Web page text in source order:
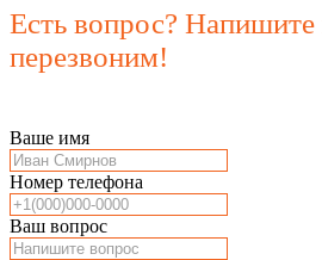
Есть вопрос?
перезвоним!
Ваше имя
Номер телефона
Ваш вопрос